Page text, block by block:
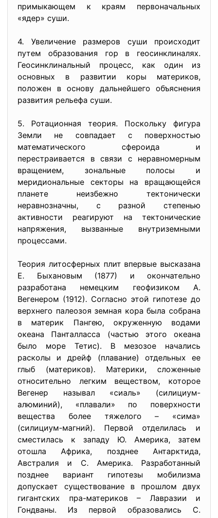
примыкающем к краям первоначальных
«ядер» суши.
4. Увеличение размеров суши происходит
путем образования гор в геосинклиналях.
Геосинклинальный процесс, как один из
основных в развитии коры материков,
положен в основу дальнейшего объяснения
развития рельефа суши.
5. Ротационная теория. Поскольку фигура
Земли не совпадает с поверхностью
математического сфероида и
перестраивается в связи с неравномерным
вращением, зональные полосы и
меридиональные секторы на вращающейся
планете неизбежно тектонически
неравнозначны, с разной степенью
активности реагируют на тектонические
напряжения, вызванные внутриземными
процессами.
Теория литосферных плит впервые высказана
Е. Быхановым (1877) и окончательно
разработана немецким геофизиком А.
Вегенером (1912). Согласно этой гипотезе до
верхнего палеозоя земная кора была собрана
в материк Пангею, окруженную водами
океана Панталласса (частью этого океана
было море Тетис). В мезозое начались
расколы и дрейф (плавание) отдельных ее
глыб (материков). Материки, сложенные
относительно легким веществом, которое
Вегенер называл «сиаль» (силициум-
алюминий), «плавали» по поверхности
вещества более тяжелого – «сима»
(силициум-магний). Первой отделилась и
сместилась к западу Ю. Америка, затем
отошла Африка, позднее Антарктида,
Австралия и С. Америка. Разработанный
позднее вариант гипотезы мобилизма
допускает существование в прошлом двух
гигантских пра-материков – Лавразии и
Гондваны. Из первой образовались С.